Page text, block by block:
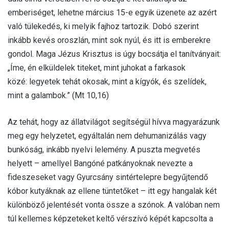
emberiséget, lehetne március 15-e egyik üzenete az azért
való tülekedés, ki melyik fajhoz tartozik. Dobó szerint
inkább kevés oroszlán, mint sok nyúl, és itt is emberekre
gondol. Maga Jézus Krisztus is úgy bocsátja el tanítványait:
„Íme, én elküldelek titeket, mint juhokat a farkasok
közé: legyetek tehát okosak, mint a kígyók, és szelídek,
mint a galambok.” (Mt 10,16)
Az tehát, hogy az állatvilágot segítségül hívva magyarázunk
meg egy helyzetet, egyáltalán nem dehumanizálás vagy
bunkóság, inkább nyelvi lelemény. A puszta megvetés
helyett – amellyel Bangóné patkányoknak nevezte a
fideszeseket vagy Gyurcsány sintértelepre begyűjtendő
kóbor kutyáknak az ellene tüntetőket – itt egy hangalak két
különböző jelentését vonta össze a szónok. A valóban nem
túl kellemes képzeteket keltő vérszívó képét kapcsolta a